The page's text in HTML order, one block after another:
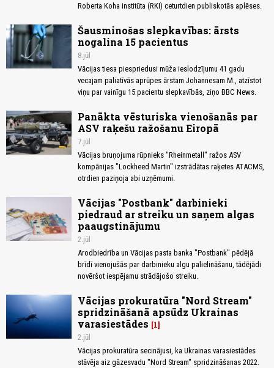
Roberta Koha institūta (RKI) ceturtdien publiskotās aplēses.
Šausminošas slepkavības: ārsts
nogalina 15 pacientus
8.jūl
Vācijas tiesa piespriedusi mūža ieslodzījumu 41 gadu
vecajam paliatīvās aprūpes ārstam Johannesam M., atzīstot
viņu par vainīgu 15 pacientu slepkavībās, ziņo BBC News.
Panākta vēsturiska vienošanās par
ASV raķešu ražošanu Eiropā
7.jūl
Vācijas bruņojuma rūpnieks "Rheinmetall" ražos ASV
kompānijas "Lockheed Martin" izstrādātas raķetes ATACMS,
otrdien paziņoja abi uzņēmumi.
Vācijas "Postbank" darbinieki
piedraud ar streiku un saņem algas
paaugstinājumu
2.jūl
Arodbiedrība un Vācijas pasta banka "Postbank" pēdējā
brīdī vienojušās par darbinieku algu palielināšanu, tādējādi
novēršot iespējamu strādājošo streiku.
Vācijas prokuratūra "Nord Stream"
spridzināšanā apsūdz Ukrainas
varasiestādes
1
2.jūl
Vācijas prokuratūra secinājusi, ka Ukrainas varasiestādes
stāvēja aiz gāzesvadu "Nord Stream" spridzināšanas 2022.